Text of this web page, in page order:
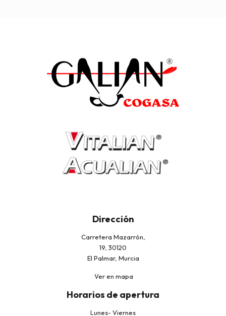
Dirección
Carretera Mazarrón,
19, 30120
El Palmar, Murcia
Ver en mapa
Horarios de apertura
Lunes- Viernes